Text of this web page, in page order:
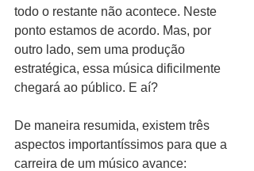
todo o restante não acontece. Neste
ponto estamos de acordo. Mas, por
outro lado, sem uma produção
estratégica, essa música dificilmente
chegará ao público. E aí?
De maneira resumida, existem três
aspectos importantíssimos para que a
carreira de um músico avance: